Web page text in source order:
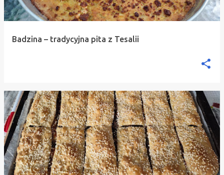
Badzina – tradycyjna pita z Tesalii